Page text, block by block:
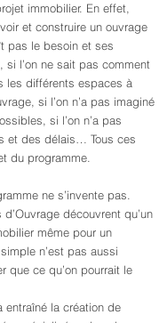
immobilier. En effet,
et construire un ouvrage
pas le besoin et ses
si l’on ne sait pas comment
les différents espaces à
si l’on n’a pas imaginé
si l’on n’a pas
et des délais… Tous ces
du programme.
ne s’invente pas.
découvrent qu’un
même pour un
n’est pas aussi
que ce qu’on pourrait le
entraîné la création de